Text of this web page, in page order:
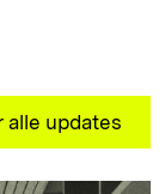
alle updates